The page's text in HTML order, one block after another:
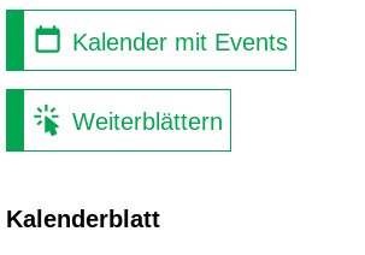
Kalender mit Events
Weiterblättern
Kalenderblatt